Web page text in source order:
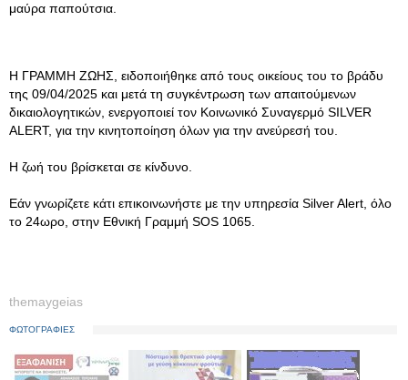
μαύρα παπούτσια.
Η ΓΡΑΜΜΗ ΖΩΗΣ, ειδοποιήθηκε από τους οικείους του το βράδυ
της 09/04/2025 και μετά τη συγκέντρωση των απαιτούμενων
δικαιολογητικών, ενεργοποιεί τον Κοινωνικό Συναγερμό SILVER
ALERT, για την κινητοποίηση όλων για την ανεύρεσή του.
Η ζωή του βρίσκεται σε κίνδυνο.
Εάν γνωρίζετε κάτι επικοινωνήστε με την υπηρεσία Silver Alert, όλο
το 24ωρο, στην Εθνική Γραμμή SOS 1065.
themaygeias
ΦΩΤΟΓΡΑΦΙΕΣ